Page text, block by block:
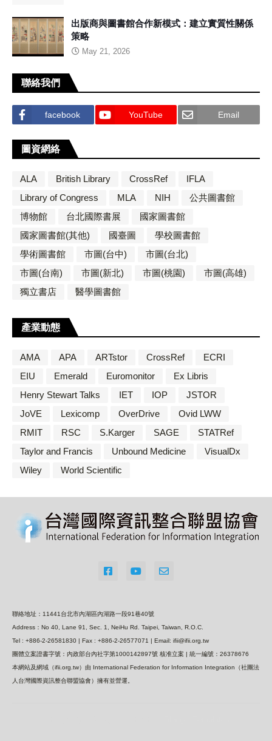
出版商與圖書館合作新模式：建立實質性關係
策略
May 21, 2026
聯絡我們
facebook YouTube Email
圖資網絡
ALA British Library CrossRef
IFLA
Library of Congress
MLA NIH
公共圖書館
博物館
台北國際書展
國家圖書館
國家圖書館(其他)
國臺圖
學校圖書館
學術圖書館
市圖(台中)
市圖(台北)
市圖(台南)
市圖(新北) 市圖(桃園)
市圖(高雄)
獨立書店
醫學圖書館
產業動態
AMA APA ARTstor CrossRef
ECRI
EIU
Emerald Euromonitor
Ex Libris
Henry Stewart Talks
IET IOP
JSTOR
JoVE
Lexicomp OverDrive
Ovid LWW
RMIT
RSC S.Karger SAGE
STATRef
Taylor and Francis
Unbound Medicine
VisualDx
Wiley
World Scientific
聯絡地址：11441台北市內湖區內湖路一段91巷40號
Address：No 40, Lane 91, Sec. 1, NeiHu Rd. Taipei, Taiwan, R.O.C.
Tel : +886-2-26581830 | Fax : +886-2-26577071 | Email: ifii@ifii.org.tw
團體立案證書字號：內政部台內社字第1000142897號 核准立案 | 統一編號：26378676
本網站及網域（ifii.org.tw）由 International Federation for Information Integration（社團法
人台灣國際資訊整合聯盟協會）擁有並營運。